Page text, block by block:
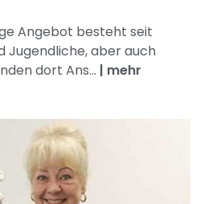
Angebot besteht seit
Jugendliche, aber auch
dort Ans... | mehr